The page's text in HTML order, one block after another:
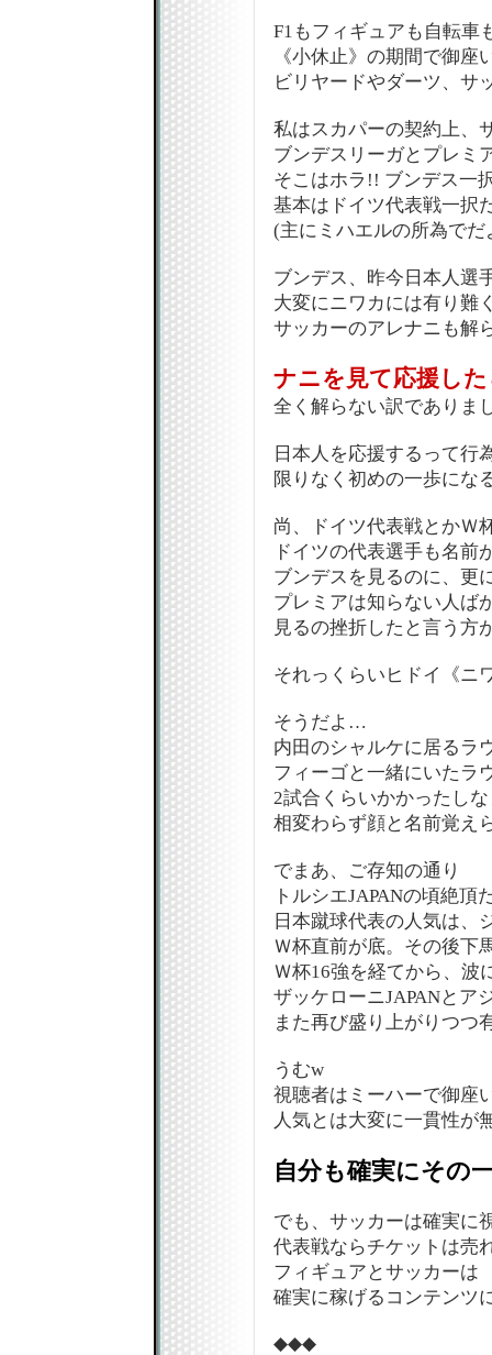
F1もフィギュアも自転車
《小休止》の期間で御
ビリヤードやダーツ、サ
私はスカパーの契約上、
ブンデスリーガとプレミ
そこはホラ!! ブンデス一
基本はドイツ代表戦一択
(主にミハエルの所為でだ
ブンデス、昨今日本人選
大変にニワカには有り難
サッカーのアレナニも解
ナニを見て応援し
全く解らない訳でありま
日本人を応援するって行
限りなく初めの一歩にな
尚、ドイツ代表戦とかＷ
ドイツの代表選手も名前
ブンデスを見るのに、更
プレミアは知らない人ば
見るの挫折したと言う方
それっくらいヒドイ《ニ
そうだよ…
内田のシャルケに居るラ
フィーゴと一緒にいたラ
2試合くらいかかったし
相変わらず顔と名前覚え
でまあ、ご存知の通り
トルシエJAPANの頃絶頂
日本蹴球代表の人気は、
Ｗ杯直前が底。その後下
Ｗ杯16強を経てから、波
ザッケローニJAPANとア
また再び盛り上がりつつ
うむw
視聴者はミーハーで御座
人気とは大変に一貫性が
自分も確実にその
でも、サッカーは確実に
代表戦ならチケットは売
フィギュアとサッカーは
確実に稼げるコンテンツ
◆◆◆